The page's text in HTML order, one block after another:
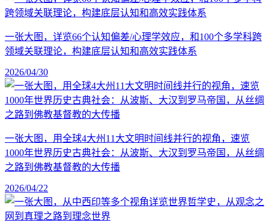
一张大图，详览66个认知偏差/心理学效应，和100个多学科跨
领域关联理论，构建底层认知和高效实践体系
2026/04/30
一张大图，用全球4大州11大文明时间线并行的视角，速览
1000年世界历史古典社会：从波斯、大汉到罗马帝国，从丝绸
之路到佛教基督教的大传播
2026/04/22